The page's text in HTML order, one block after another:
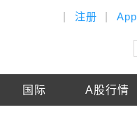
注册 App
国际 A股行情